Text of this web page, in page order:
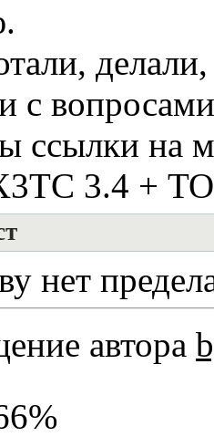
с
ссылки на
3.4 +
нет
автора